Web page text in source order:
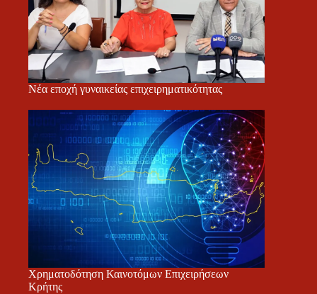
Νέα εποχή γυναικείας επιχειρηματικότητας
Χρηματοδότηση Καινοτόμων Επιχειρήσεων
Κρήτης